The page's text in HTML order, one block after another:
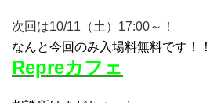
次回は10/11（土）17:00～！
なんと今回のみ入場料無料です！！
Repreカフェ